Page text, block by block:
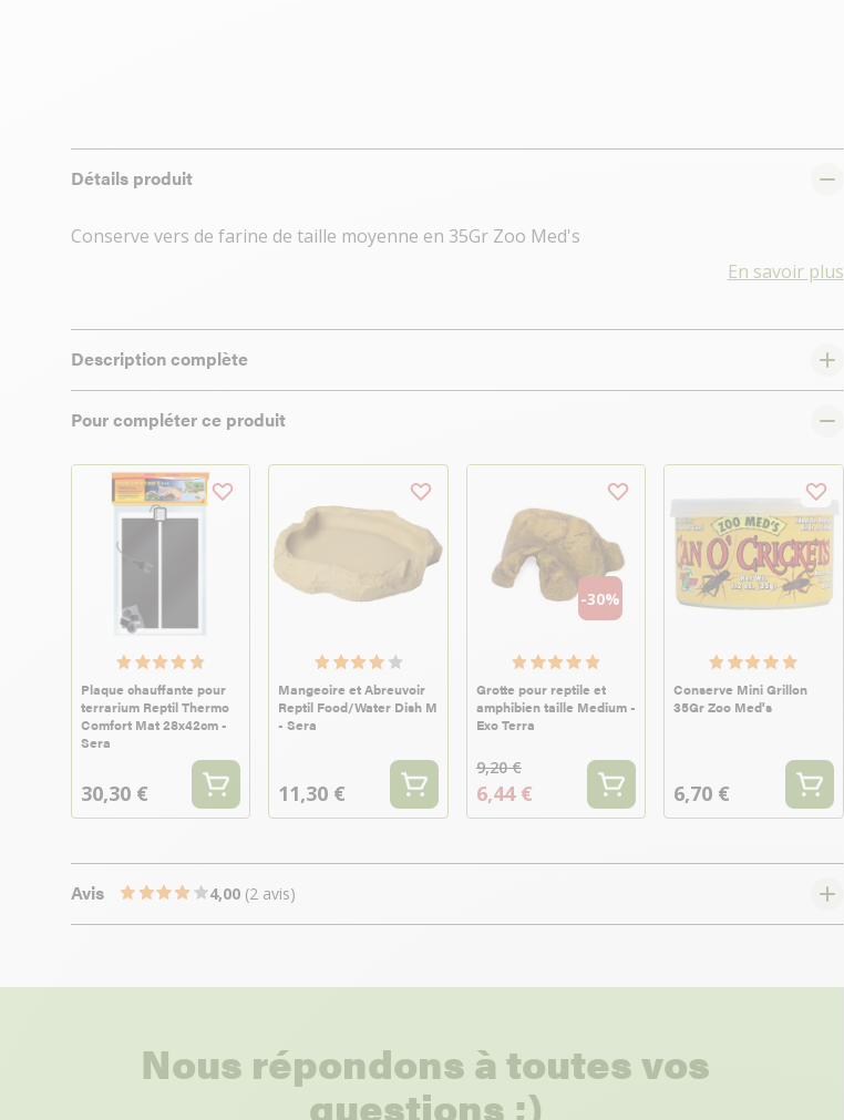
Détails produit
Conserve vers de farine de taille moyenne en 35Gr Zoo Med's
En savoir plus
Description complète
Pour compléter ce produit
Plaque chauffante pour
terrarium Reptil Thermo
Comfort Mat 28x42cm -
Sera
30,30 €
Mangeoire et Abreuvoir
Reptil Food/Water Dish M
- Sera
11,30 €
-30%
Grotte pour reptile et
amphibien taille Medium -
Exo Terra
9,20 €
6,44 €
Conserve Mini Grillon
35Gr Zoo Med's
6,70 €
Avis 4,00 (2 avis)
Nous répondons à toutes vos
questions ;)